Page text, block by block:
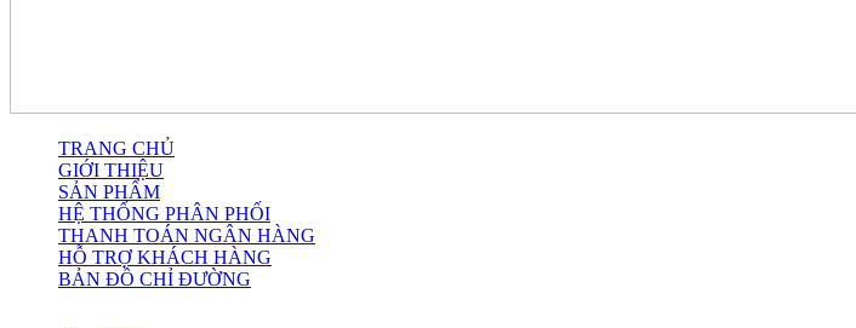
TRANG CHỦ
GIỚI THIỆU
SẢN PHẨM
HỆ THỐNG PHÂN PHỐI
THANH TOÁN NGÂN HÀNG
HỖ TRỢ KHÁCH HÀNG
BẢN ĐỒ CHỈ ĐƯỜNG